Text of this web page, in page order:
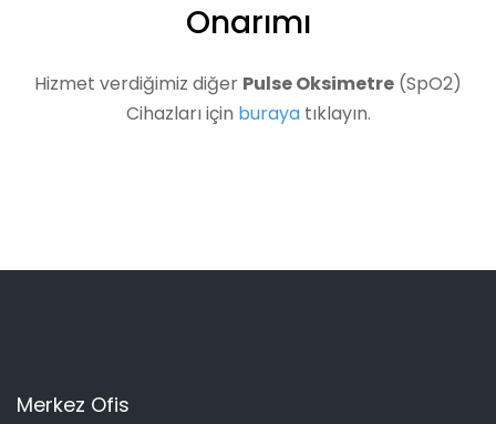
Onarımı
Hizmet verdiğimiz diğer Pulse Oksimetre (SpO2)
Cihazları için burayatıklayın.
Merkez Ofis